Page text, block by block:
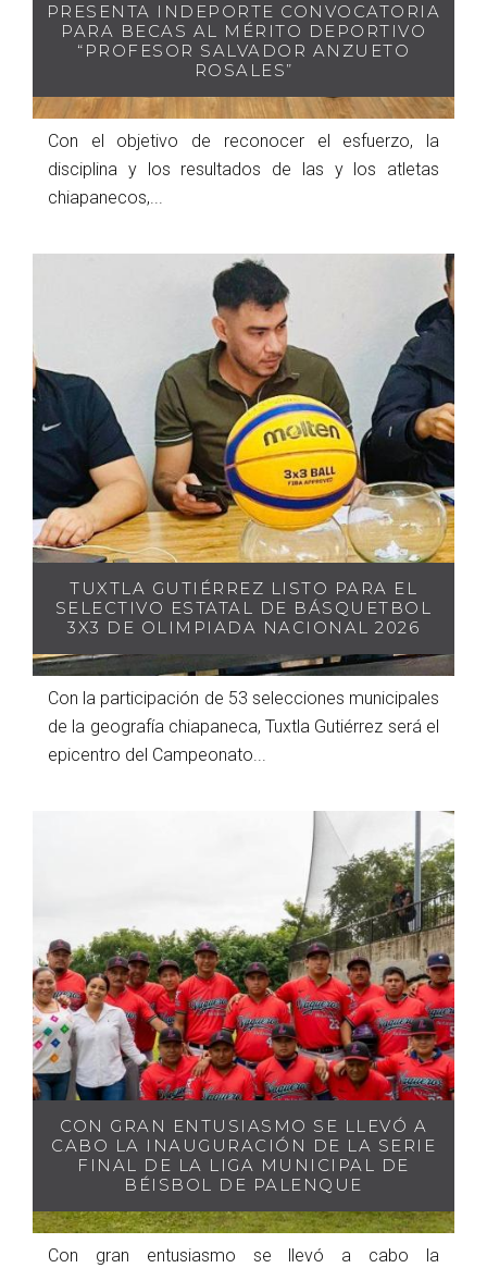
PRESENTA INDEPORTE CONVOCATORIA
PARA BECAS AL MÉRITO DEPORTIVO
“PROFESOR SALVADOR ANZUETO
ROSALES”
Con el objetivo de reconocer el esfuerzo, la
disciplina y los resultados de las y los atletas
chiapanecos,...
TUXTLA GUTIÉRREZ LISTO PARA EL
SELECTIVO ESTATAL DE BÁSQUETBOL
3X3 DE OLIMPIADA NACIONAL 2026
Con la participación de 53 selecciones municipales
de la geografía chiapaneca, Tuxtla Gutiérrez será el
epicentro del Campeonato...
CON GRAN ENTUSIASMO SE LLEVÓ A
CABO LA INAUGURACIÓN DE LA SERIE
FINAL DE LA LIGA MUNICIPAL DE
BÉISBOL DE PALENQUE
Con gran entusiasmo se llevó a cabo la